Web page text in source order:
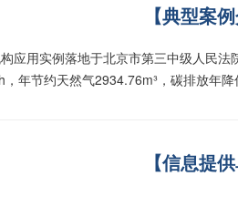
【典型案
应用实例落地于北京市第三中级人民
年节约天然气2934.76m³，碳排放年
【信息提